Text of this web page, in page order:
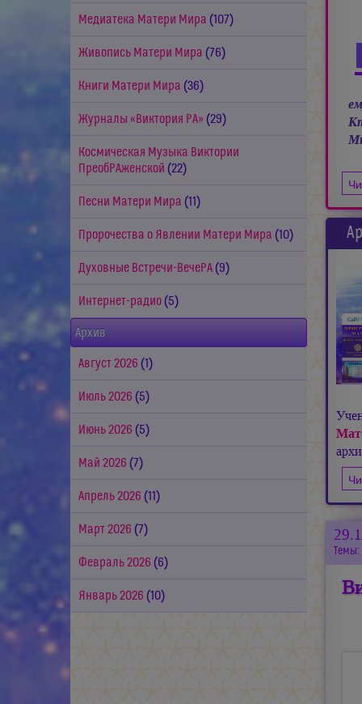
Медиатека Матери Мира (107)
Живопись Матери Мира (76)
Книги Матери Мира (36)
Журналы «Виктория РА» (29)
Космическая Музыка Виктории
ПреобРАженской (22)
Песни Матери Мира (11)
Пророчества о Явлении Матери Мира (10)
Духовные Встречи-ВечеРА (9)
Интернет-радио (5)
Архив
Август 2026 (1)
Июль 2026 (5)
Июнь 2026 (5)
Май 2026 (7)
Апрель 2026 (11)
Март 2026 (7)
Февраль 2026 (6)
Январь 2026 (10)
Темы: